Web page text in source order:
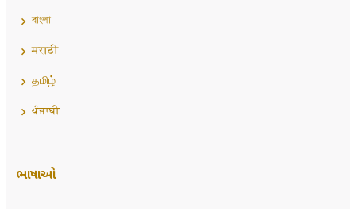
বাংলা
मराठी
தமிழ்
ਪੰਜਾਬੀ
ભાષાઓ